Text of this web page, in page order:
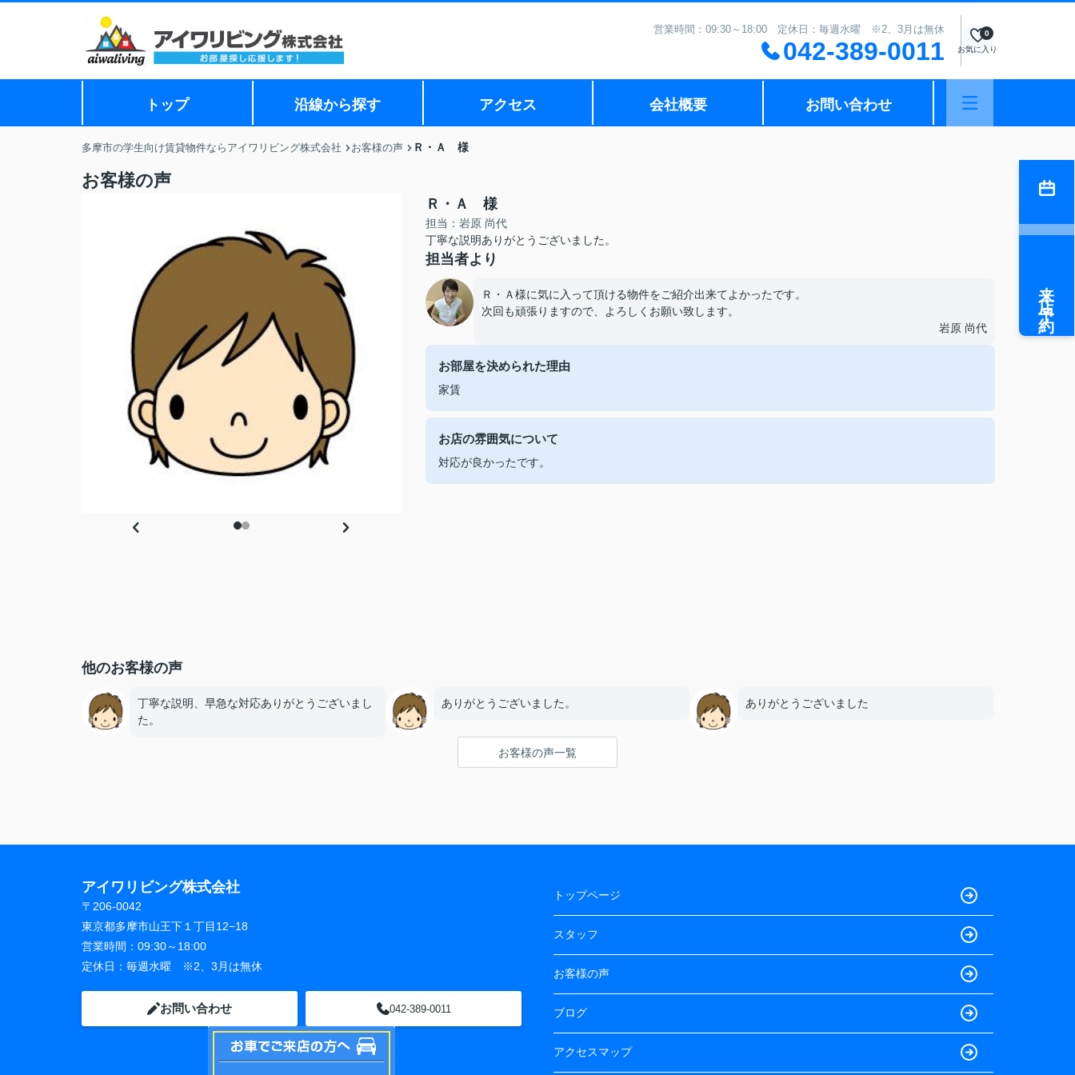
営業時間：09:30～18:00 定休日：毎週水曜 ※2、3月は無休
042-389-0011 お気に入り
0
トップ 沿線から探す アクセス 会社概要 お問い合わせ
多摩市の学生向け賃貸物件ならアイワリビング株式会社 お客様の声 Ｒ・Ａ 様
お客様の声
Ｒ・Ａ 様
担当：岩原 尚代
丁寧な説明ありがとうございました。
担当者より
Ｒ・Ａ様に気に入って頂ける物件をご紹介出来てよかったです。
次回も頑張りますので、よろしくお願い致します。
岩原 尚代
お部屋を決められた理由
家賃
お店の雰囲気について
対応が良かったです。
他のお客様の声
丁寧な説明、早急な対応ありがとうございまし
た。
ありがとうございました。 ありがとうございました
お客様の声一覧
来店予約
アイワリビング株式会社
〒206-0042
東京都多摩市山王下１丁目12−18
営業時間： 09:30～18:00
定休日： 毎週水曜 ※2、3月は無休
お問い合わせ 042-389-0011
トップページ
スタッフ
お客様の声
ブログ
アクセスマップ